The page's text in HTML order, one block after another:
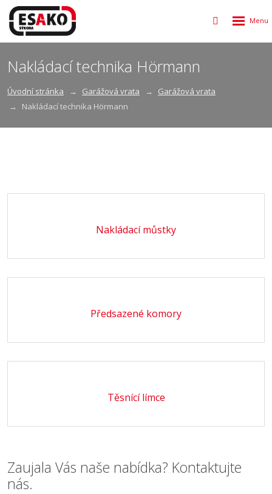
Vyhledávání
Rozbalení
Nakládací technika Hörmann
Úvodní stránka Garážová vrata
Garážová vrata
Nakládací technika Hörmann
Nakládací můstky
Předsazené komory
Těsnící límce
Zaujala Vás naše nabídka? Kontaktujte
nás.